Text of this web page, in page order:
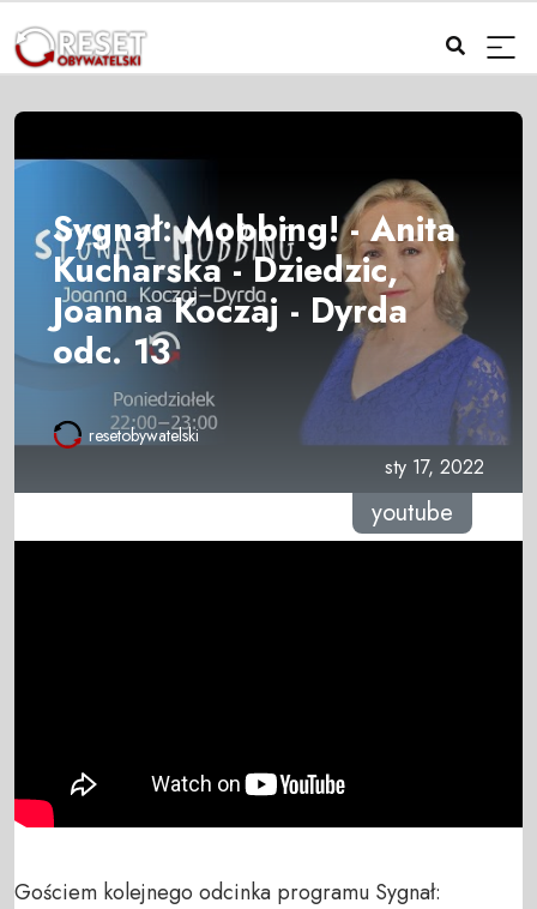
Sygnał: Mobbing! - Anita
Kucharska - Dziedzic,
Joanna Koczaj - Dyrda
odc. 13
resetobywatelski
sty 17, 2022
youtube
Gościem kolejnego odcinka programu Sygnał: